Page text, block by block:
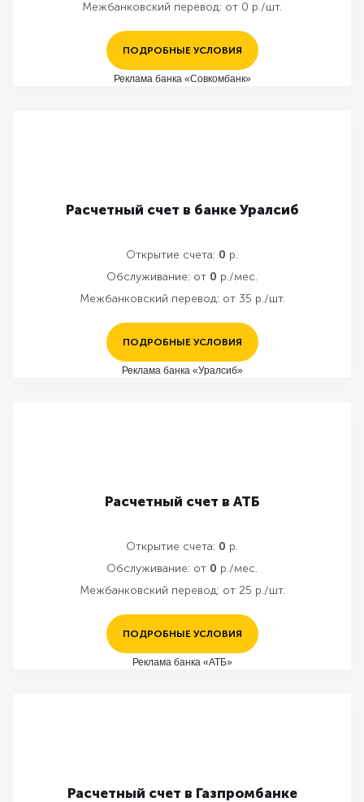
Межбанковский перевод: от 0 р./шт.
ПОДРОБНЫЕ УСЛОВИЯ
Реклама банка «Совкомбанк»
Расчетный счет в банке Уралсиб
Открытие счета: 0 р.
Обслуживание: от 0 р./мес.
Межбанковский перевод: от 35 р./шт.
ПОДРОБНЫЕ УСЛОВИЯ
Реклама банка «Уралсиб»
Расчетный счет в АТБ
Открытие счета: 0 р.
Обслуживание: от 0 р./мес.
Межбанковский перевод: от 25 р./шт.
ПОДРОБНЫЕ УСЛОВИЯ
Реклама банка «АТБ»
Расчетный счет в Газпромбанке